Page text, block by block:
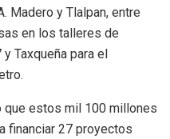
Madero y Tlalpan, entre
en los talleres de
Taxqueña para el
que estos mil 100 millones
financiar 27 proyectos